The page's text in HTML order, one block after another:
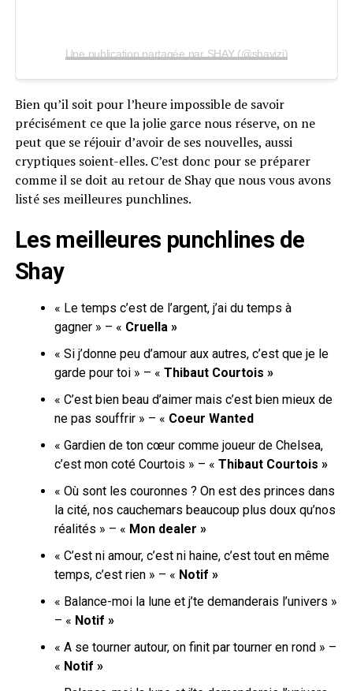
Une publication partagée par SHAY (@shayizi)
Bien qu’il soit pour l’heure impossible de savoir
précisément ce que la jolie garce nous réserve, on ne
peut que se réjouir d’avoir de ses nouvelles, aussi
cryptiques soient-elles. C’est donc pour se préparer
comme il se doit au retour de Shay que nous vous avons
listé ses meilleures punchlines.
Les meilleures punchlines de
Shay
« Le temps c’est de l’argent, j’ai du temps à
gagner » – « Cruella »
« Si j’donne peu d’amour aux autres, c’est que je le
garde pour toi » – « Thibaut Courtois »
« C’est bien beau d’aimer mais c’est bien mieux de
ne pas souffrir » – « Coeur Wanted
« Gardien de ton cœur comme joueur de Chelsea,
c’est mon coté Courtois » – « Thibaut Courtois »
« Où sont les couronnes ? On est des princes dans
la cité, nos cauchemars beaucoup plus doux qu’nos
réalités » – « Mon dealer »
« C’est ni amour, c’est ni haine, c’est tout en même
temps, c’est rien » – « Notif »
« Balance-moi la lune et j’te demanderais l’univers »
– « Notif »
« A se tourner autour, on finit par tourner en rond » –
« Notif »